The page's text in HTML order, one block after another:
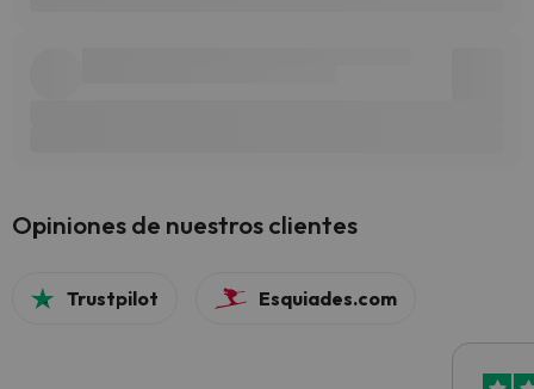
Opiniones de nuestros clientes
Trustpilot Esquiades.com